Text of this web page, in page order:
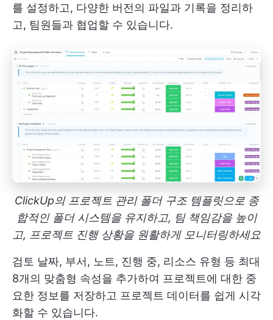
를 설정하고, 다양한 버전의 파일과 기록을 정리하
고, 팀원들과 협업할 수 있습니다.
ClickUp의 프로젝트 관리 폴더 구조 템플릿으로 종
합적인 폴더 시스템을 유지하고, 팀 책임감을 높이
고, 프로젝트 진행 상황을 원활하게 모니터링하세요
검토 날짜, 부서, 노트, 진행 중, 리소스 유형 등 최대
8개의 맞춤형 속성을 추가하여 프로젝트에 대한 중
요한 정보를 저장하고 프로젝트 데이터를 쉽게 시각
화할 수 있습니다.